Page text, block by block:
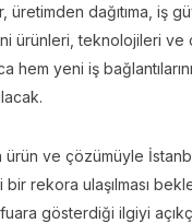
dağıtıma, iş
teknolojileri ve
yeni iş
ürün ve çözümüyle
rekora ulaşılması
gösterdiği ilgiyi